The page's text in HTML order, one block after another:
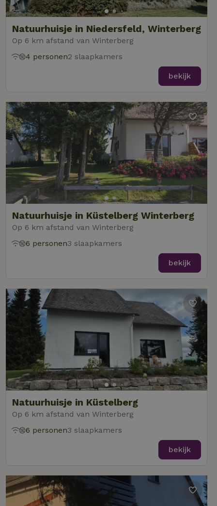
Natuurhuisje in Niedersfeld, Winterberg
Op 6 km afstand van Winterberg
4 personen2 slaapkamers
bekijk
Natuurhuisje in Küstelberg Winterberg
Op 6 km afstand van Winterberg
6 personen3 slaapkamers
bekijk
Natuurhuisje in Küstelberg
Op 6 km afstand van Winterberg
6 personen3 slaapkamers
bekijk